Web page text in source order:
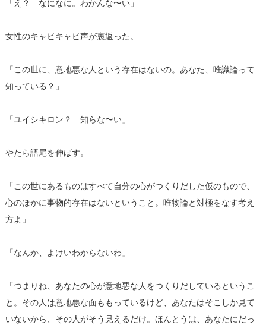
「え？ なになに。わかんな〜い」
女性のキャピキャピ声が裏返った。
「この世に、意地悪な人という存在はないの。あなた、唯識論って
知っている？」
「ユイシキロン？ 知らな〜い」
やたら語尾を伸ばす。
「この世にあるものはすべて自分の心がつくりだした仮のもので、
心のほかに事物的存在はないということ。唯物論と対極をなす考え
方よ」
「なんか、よけいわからないわ」
「つまりね、あなたの心が意地悪な人をつくりだしているというこ
と。その人は意地悪な面ももっているけど、あなたはそこしか見て
いないから、その人がそう見えるだけ。ほんとうは、あなたにだっ